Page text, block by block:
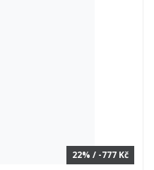
22% / -777 Kč